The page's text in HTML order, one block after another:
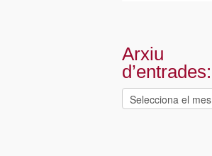
Arxiu
d’entrades:
Arxiu
d’entrades: